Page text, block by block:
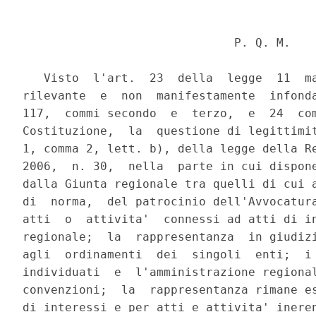
                              P. Q. M.
Visto  l'art.  23  della  legge  11
rilevante  e  non  manifestamente
117,  commi secondo  e  terzo,  e  24
Costituzione,  la  questione di
1, comma 2, lett. b), della legge della
2006,  n. 30,  nella  parte in cui
dalla Giunta regionale tra quelli di cui
di  norma,  del patrocinio
atti  o  attivita'  connessi ad atti di
regionale;  la  rappresentanza  in
agli  ordinamenti  dei  singoli  enti;
individuati  e  l'amministrazione
convenzioni;  la  rappresentanza
di interessi e per atti e attivita'